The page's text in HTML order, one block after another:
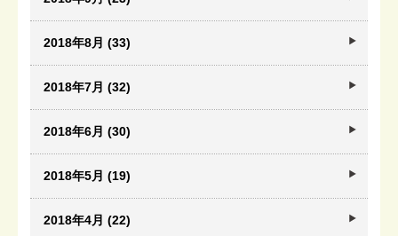
2018年8月 (33)
2018年7月 (32)
2018年6月 (30)
2018年5月 (19)
2018年4月 (22)